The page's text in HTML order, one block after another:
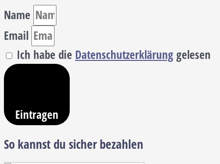
Name
Email
Ich habe die Datenschutzerklärung gelesen
Eintragen
So kannst du sicher bezahlen